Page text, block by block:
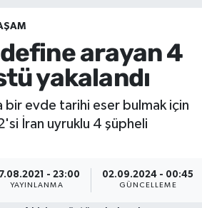
arayan 4
yakalandı
evde tarihi eser bulmak için
İran uyruklu 4 şüpheli
- 23:00
YAYINLANMA
02.09.2024 - 00:45
GÜNCELLEME